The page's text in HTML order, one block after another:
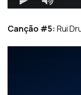
Canção #5: Rui